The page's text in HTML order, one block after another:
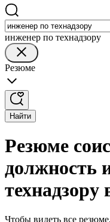
инженер по технадзору
Резюме
Найти
Резюме
должность
Чтобы видеть все